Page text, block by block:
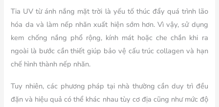
Tia UV từ ánh nắng mặt trời là yếu tố thúc đẩy quá trình lão
hóa da và làm nếp nhăn xuất hiện sớm hơn. Vì vậy, sử dụng
kem chống nắng phổ rộng, kính mát hoặc che chắn khi ra
ngoài là bước cần thiết giúp bảo vệ cấu trúc collagen và hạn
chế hình thành nếp nhăn.
Tuy nhiên, các phương pháp tại nhà thường cần duy trì đều
đặn và hiệu quả có thể khác nhau tùy cơ địa cũng như mức độ